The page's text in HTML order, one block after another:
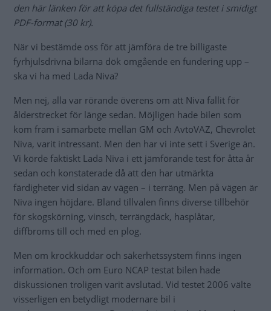
den här länken för att köpa det fullständiga testet i smidigt
PDF-format (30 kr).
När vi bestämde oss för att jämföra de tre billigaste
fyrhjulsdrivna bilarna dök omgående en fundering upp –
ska vi ha med Lada Niva?
Men nej, alla var rörande överens om att Niva fallit för
ålderstrecket för länge sedan. Möjligen hade bilen som
kom fram i samarbete mellan GM och AvtoVAZ, Chevrolet
Niva, varit intressant. Men den har vi inte sett i Sverige än.
Vi körde faktiskt Lada Niva i ett jämförande test för åtta år
sedan och konstaterade då att den har utmärkta
färdigheter vid sidan av vägen – i terräng. Men på vägen är
Niva ingen höjdare. Bland tillvalen finns diverse tillbehör
för skogskörning, vinsch, terrängdäck, hasplåtar,
diffbroms till och med en plog.
Men om krockkuddar och säkerhetssystem finns ingen
information. Och om Euro NCAP testat bilen hade
diskussionen troligen varit avslutad. Vid testet 2006 välte
visserligen en betydligt modernare bil i